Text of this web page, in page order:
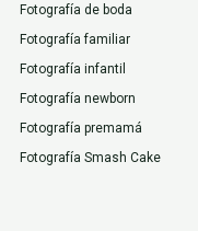
Fotografía de boda
Fotografía familiar
Fotografía infantil
Fotografía newborn
Fotografía premamá
Fotografía Smash Cake